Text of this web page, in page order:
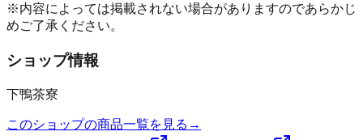
※内容によっては掲載されない場合がありますのであらかじ
めご了承ください。
ショップ情報
下鴨茶寮
このショップの商品一覧を見る →